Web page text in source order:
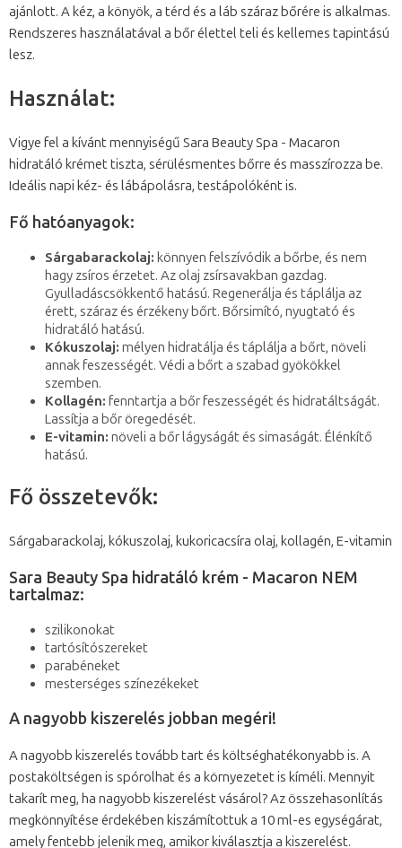
ajánlott. A kéz, a könyök, a térd és a láb száraz bőrére is alkalmas.
Rendszeres használatával a bőr élettel teli és kellemes tapintású
lesz.
Használat:
Vigye fel a kívánt mennyiségű Sara Beauty Spa - Macaron
hidratáló krémet tiszta, sérülésmentes bőrre és masszírozza be.
Ideális napi kéz- és lábápolásra, testápolóként is.
Fő hatóanyagok:
Sárgabarackolaj: könnyen felszívódik a bőrbe, és nem
hagy zsíros érzetet. Az olaj zsírsavakban gazdag.
Gyulladáscsökkentő hatású. Regenerálja és táplálja az
érett, száraz és érzékeny bőrt. Bőrsimító, nyugtató és
hidratáló hatású.
Kókuszolaj: mélyen hidratálja és táplálja a bőrt, növeli
annak feszességét. Védi a bőrt a szabad gyökökkel
szemben.
Kollagén: fenntartja a bőr feszességét és hidratáltságát.
Lassítja a bőr öregedését.
E-vitamin: növeli a bőr lágyságát és simaságát. Élénkítő
hatású.
Fő összetevők:
Sárgabarackolaj, kókuszolaj, kukoricacsíra olaj, kollagén, E-vitamin
Sara Beauty Spa hidratáló krém - Macaron NEM
tartalmaz:
szilikonokat
tartósítószereket
parabéneket
mesterséges színezékeket
A nagyobb kiszerelés jobban megéri!
A nagyobb kiszerelés tovább tart és költséghatékonyabb is. A
postaköltségen is spórolhat és a környezetet is kíméli. Mennyit
takarít meg, ha nagyobb kiszerelést vásárol? Az összehasonlítás
megkönnyítése érdekében kiszámítottuk a 10 ml-es egységárat,
amely fentebb jelenik meg, amikor kiválasztja a kiszerelést.